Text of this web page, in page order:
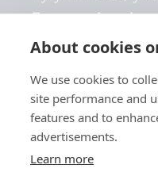
About cookies
We use cookies to
site performance and
features and to
advertisements.
Learn more